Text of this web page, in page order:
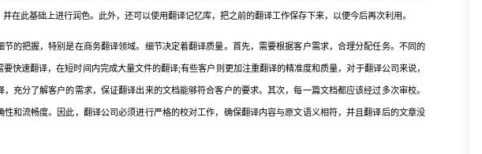
在此基础上进行润色。此外，还可以使用翻译记忆库，把之前的翻译工作保存下来，以便今后再次利用。
把握，特别是在商务翻译领域。细节决定着翻译质量。首先，需要根据客户需求，合理分配任务。不同的
快速翻译，在短时间内完成大量文件的翻译;有些客户则更加注重翻译的精准度和质量，对于翻译公司来说，
充分了解客户的需求，保证翻译出来的文档能够符合客户的要求。其次，每一篇文档都应该经过多次审校。
性和流畅度。因此，翻译公司必须进行严格的校对工作，确保翻译内容与原文语义相符，并且翻译后的文章没